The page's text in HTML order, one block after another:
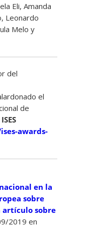
Eli, Amanda
Leonardo
Melo y
del
el
de
awards-
en la
sobre
artículo sobre
2019 en